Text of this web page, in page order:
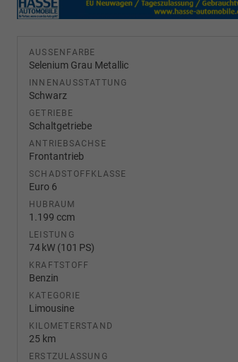
AUSSENFARBE
Selenium Grau Metallic
INNENAUSSTATTUNG
Schwarz
GETRIEBE
Schaltgetriebe
ANTRIEBSACHSE
Frontantrieb
SCHADSTOFFKLASSE
Euro 6
HUBRAUM
1.199 ccm
LEISTUNG
74 kW (101 PS)
KRAFTSTOFF
Benzin
KATEGORIE
Limousine
KILOMETERSTAND
25 km
ERSTZULASSUNG